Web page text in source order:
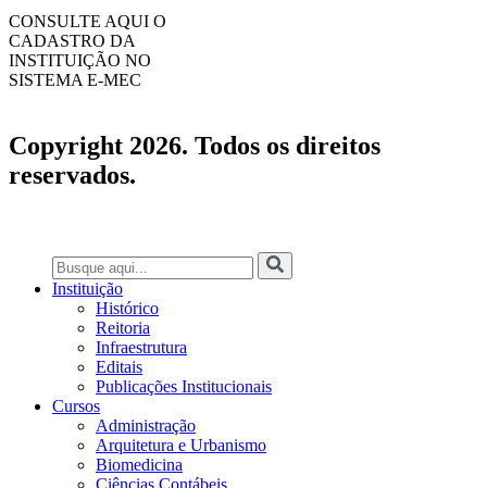
CONSULTE AQUI O
CADASTRO DA
INSTITUIÇÃO NO
SISTEMA E-MEC
Copyright 2026. Todos os direitos
reservados.
Instituição
Histórico
Reitoria
Infraestrutura
Editais
Publicações Institucionais
Cursos
Administração
Arquitetura e Urbanismo
Biomedicina